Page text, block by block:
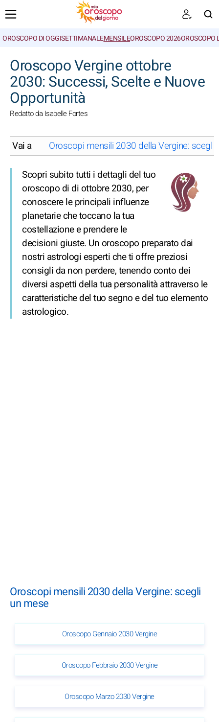
OROSCOPO DI OGGISETTIMANALEMENSILEOROSCOPO 2026OROSCOPO
Oroscopo Vergine ottobre
2030: Successi, Scelte e Nuove
Opportunità
Redatto da Isabelle Fortes
Vai a Oroscopi mensili 2030 della Vergine: scegli
Scopri subito tutti i dettagli del tuo
oroscopo di di ottobre 2030, per
conoscere le principali influenze
planetarie che toccano la tua
costellazione e prendere le
decisioni giuste. Un oroscopo preparato dai
nostri astrologi esperti che ti offre preziosi
consigli da non perdere, tenendo conto dei
diversi aspetti della tua personalità attraverso le
caratteristiche del tuo segno e del tuo elemento
astrologico.
Oroscopi mensili 2030 della Vergine: scegli
un mese
Oroscopo Gennaio 2030 Vergine
Oroscopo Febbraio 2030 Vergine
Oroscopo Marzo 2030 Vergine